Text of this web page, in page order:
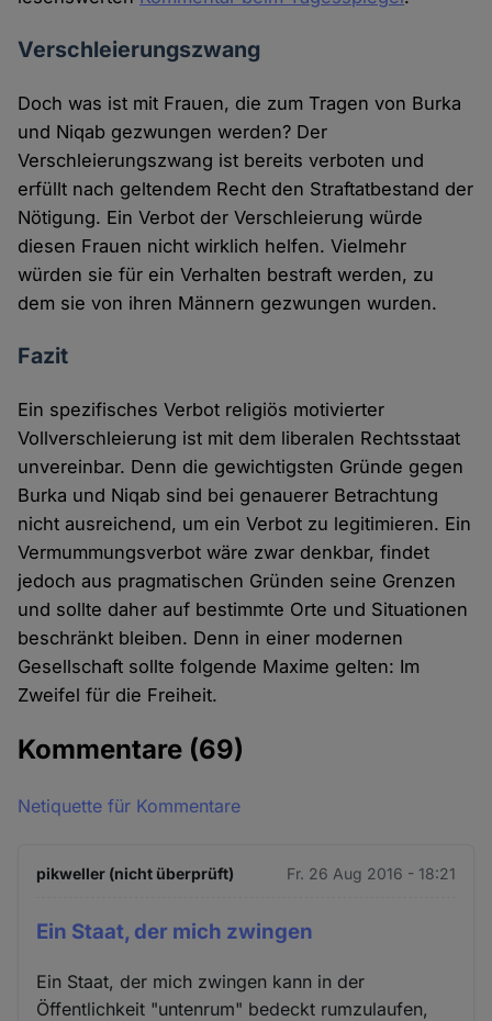
Verschleierungszwang
Doch was ist mit Frauen, die zum Tragen von Burka
und Niqab gezwungen werden? Der
Verschleierungszwang ist bereits verboten und
erfüllt nach geltendem Recht den Straftatbestand der
Nötigung. Ein Verbot der Verschleierung würde
diesen Frauen nicht wirklich helfen. Vielmehr
würden sie für ein Verhalten bestraft werden, zu
dem sie von ihren Männern gezwungen wurden.
Fazit
Ein spezifisches Verbot religiös motivierter
Vollverschleierung ist mit dem liberalen Rechtsstaat
unvereinbar. Denn die gewichtigsten Gründe gegen
Burka und Niqab sind bei genauerer Betrachtung
nicht ausreichend, um ein Verbot zu legitimieren. Ein
Vermummungsverbot wäre zwar denkbar, findet
jedoch aus pragmatischen Gründen seine Grenzen
und sollte daher auf bestimmte Orte und Situationen
beschränkt bleiben. Denn in einer modernen
Gesellschaft sollte folgende Maxime gelten: Im
Zweifel für die Freiheit.
Kommentare (69)
Netiquette für Kommentare
pikweller (nicht überprüft) Fr. 26 Aug 2016 - 18:21
Ein Staat, der mich zwingen
Ein Staat, der mich zwingen kann in der
Öffentlichkeit "untenrum" bedeckt rumzulaufen,